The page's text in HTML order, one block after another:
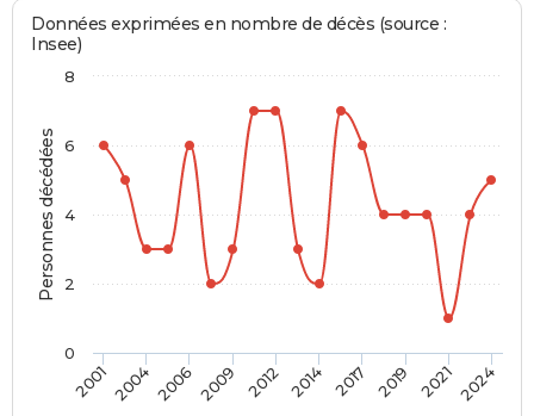
Personnes décédées
Données exprimées en nombre de décès (source :
Insee)
2001200420062009 2012 2014 2017 2019 20212024
0
2
4
6
8